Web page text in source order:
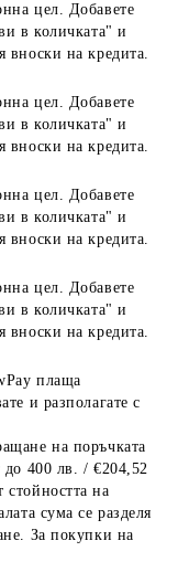
цел. Добавете
в количката" и
вноски на кредита.
цел. Добавете
в количката" и
вноски на кредита.
цел. Добавете
в количката" и
вноски на кредита.
цел. Добавете
в количката" и
вноски на кредита.
плаща
и разполагате с
на поръчката
до 400 лв. / €204,52
на
сума се разделя
За покупки на